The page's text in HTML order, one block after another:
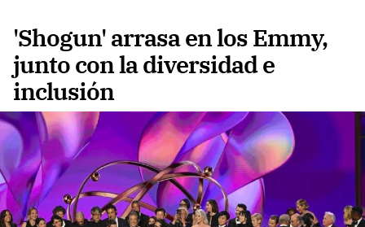
'Shogun' arrasa en los Emmy,
junto con la diversidad e
inclusión